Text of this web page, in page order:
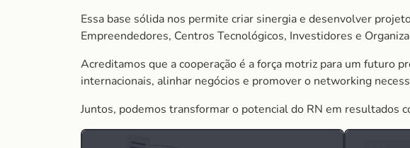
Essa base sólida nos permite criar sinergia e desenvolver
Empreendedores, Centros Tecnológicos, Investidores e
Acreditamos que a cooperação é a força motriz para um futuro
internacionais, alinhar negócios e promover o networking
Juntos, podemos transformar o potencial do RN em resultados